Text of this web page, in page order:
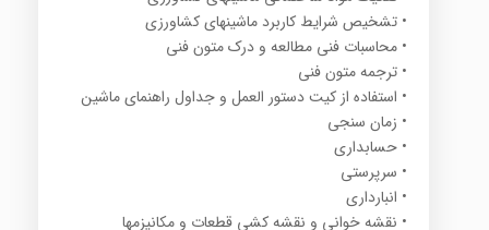
• تشخیص شرایط کاربرد ماشینهای کشاورزی
• محاسبات فنی مطالعه و درک متون فنی
• ترجمه متون فنی
• استفاده از کیت دستور العمل و جداول راهنمای ماشین
• زمان سنجی
• حسابداری
• سرپرستی
• انبارداری
• نقشه خوانی و نقشه کشی قطعات و مکانیزمها